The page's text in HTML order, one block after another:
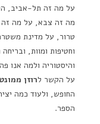
על מה זה תל-אביב,
מה זה צבא, על מה זה
טרור, על מדינת
וחטיפות ומוות,
והיסטוריה ולמה אנו
על הקשר לרוזן
החופש, ולעוד כמה
הספר.